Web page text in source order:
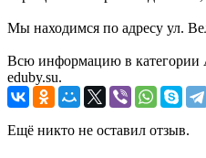
Мы находимся по адресу ул.
Всю информацию в категории
eduby.su.
Ещё никто не оставил отзыв.